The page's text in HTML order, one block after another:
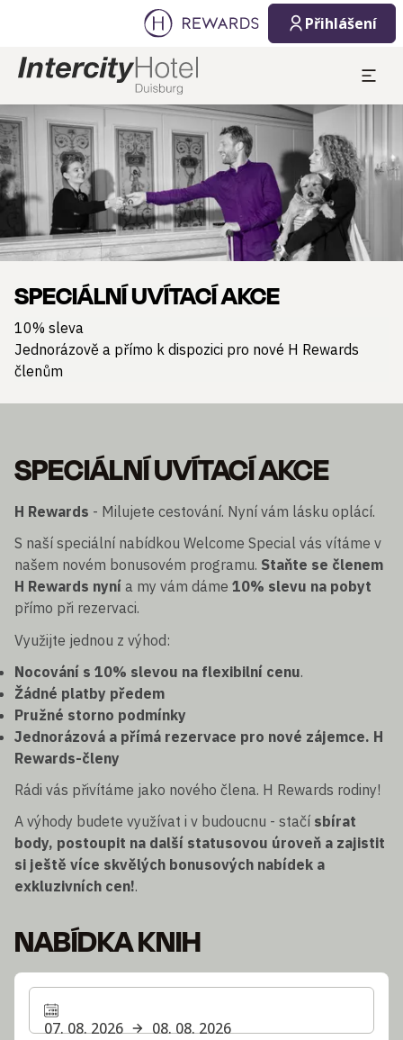
Přihlášení
Sklíčko 1 z 1
SPECIÁLNÍ UVÍTACÍ AKCE
10% sleva
Jednorázově a přímo k dispozici pro nové H Rewards
členům
SPECIÁLNÍ UVÍTACÍ AKCE
H Rewards - Milujete cestování. Nyní vám lásku oplácí.
S naší speciální nabídkou Welcome Special vás vítáme v
našem novém bonusovém programu. Staňte se členem
H Rewards nyní a my vám dáme 10% slevu na pobyt
přímo při rezervaci.
Využijte jednou z výhod:
Nocování s 10% slevou na flexibilní cenu.
Žádné platby předem
Pružné storno podmínky
Jednorázová a přímá rezervace pro nové zájemce. H
Rewards-členy
Rádi vás přivítáme jako nového člena. H Rewards rodiny!
A výhody budete využívat i v budoucnu - stačí sbírat
body, postoupit na další statusovou úroveň a zajistit
si ještě více skvělých bonusových nabídek a
exkluzivních cen!.
NABÍDKA KNIH
07. 08. 2026
08. 08. 2026